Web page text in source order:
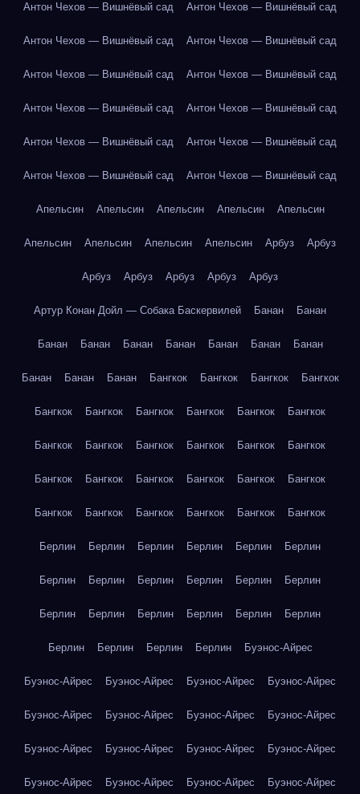
Антон Чехов — Вишнёвый сад Антон Чехов — Вишнёвый сад
Антон Чехов — Вишнёвый сад Антон Чехов — Вишнёвый сад
Антон Чехов — Вишнёвый сад Антон Чехов — Вишнёвый сад
Антон Чехов — Вишнёвый сад Антон Чехов — Вишнёвый сад
Антон Чехов — Вишнёвый сад Антон Чехов — Вишнёвый сад
Антон Чехов — Вишнёвый сад Антон Чехов — Вишнёвый сад
Апельсин Апельсин Апельсин Апельсин Апельсин
Апельсин Апельсин Апельсин Апельсин Арбуз Арбуз
Арбуз Арбуз Арбуз Арбуз Арбуз
Артур Конан Дойл — Собака Баскервилей Банан Банан
Банан Банан Банан Банан Банан Банан Банан
Банан Банан Банан Бангкок Бангкок Бангкок Бангкок
Бангкок Бангкок Бангкок Бангкок Бангкок Бангкок
Бангкок Бангкок Бангкок Бангкок Бангкок Бангкок
Бангкок Бангкок Бангкок Бангкок Бангкок Бангкок
Бангкок Бангкок Бангкок Бангкок Бангкок Бангкок
Берлин Берлин Берлин Берлин Берлин Берлин
Берлин Берлин Берлин Берлин Берлин Берлин
Берлин Берлин Берлин Берлин Берлин Берлин
Берлин Берлин Берлин Берлин Буэнос-Айрес
Буэнос-Айрес Буэнос-Айрес Буэнос-Айрес Буэнос-Айрес
Буэнос-Айрес Буэнос-Айрес Буэнос-Айрес Буэнос-Айрес
Буэнос-Айрес Буэнос-Айрес Буэнос-Айрес Буэнос-Айрес
Буэнос-Айрес Буэнос-Айрес Буэнос-Айрес Буэнос-Айрес